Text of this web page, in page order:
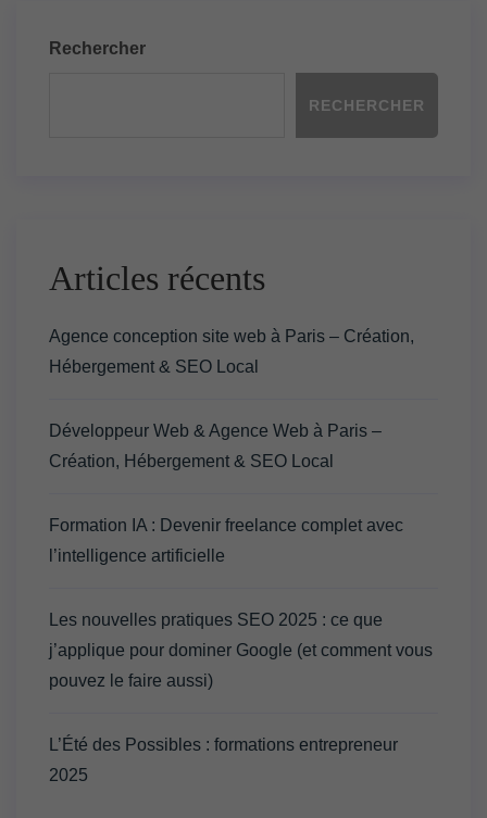
Rechercher
RECHERCHER
Articles récents
Agence conception site web à Paris – Création,
Hébergement & SEO Local
Développeur Web & Agence Web à Paris –
Création, Hébergement & SEO Local
Formation IA : Devenir freelance complet avec
l’intelligence artificielle
Les nouvelles pratiques SEO 2025 : ce que
j’applique pour dominer Google (et comment vous
pouvez le faire aussi)
L’Été des Possibles : formations entrepreneur
2025